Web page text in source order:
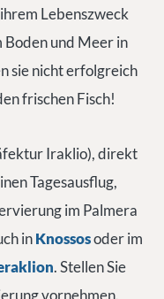
Lebenszweck
Boden und Meer in
sie nicht erfolgreich
frischen Fisch!
Iraklio), direkt
Tagesausflug,
im Palmera
inKnossosoder im
. Stellen Sie
vornehmen.